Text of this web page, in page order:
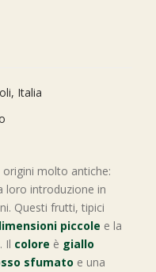
Italia
origini molto antiche:
loro introduzione in
Questi frutti, tipici
piccole e la
Il colore è giallo
sfumato e una